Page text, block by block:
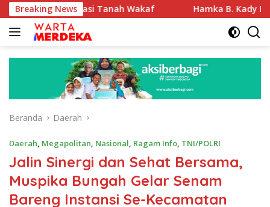
Langsung
ke
konten
Breaking News
Sertifikasi Tanah Wakaf Hamka B. Kady Desak
Beranda Daerah
Daerah, Megapolitan, Nasional, Ragam Info, TNI/POLRI
Jalin Sinergi dan Sehat Bersama,
Muspika Bungah Gelar Senam
Bareng Instansi Se-Kecamatan